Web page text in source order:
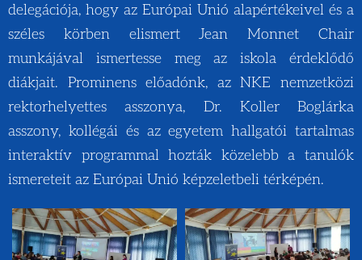
delegációja, hogy az Európai Unió alapértékeivel és a
széles körben elismert Jean Monnet Chair
munkájával ismertesse meg az iskola érdeklődő
diákjait. Prominens előadónk, az NKE nemzetközi
rektorhelyettes asszonya, Dr. Koller Boglárka
asszony, kollégái és az egyetem hallgatói tartalmas
interaktív programmal hozták közelebb a tanulók
ismereteit az Európai Unió képzeletbeli térképén.